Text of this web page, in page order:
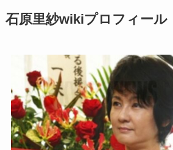
石原里紗wikiプロフィール